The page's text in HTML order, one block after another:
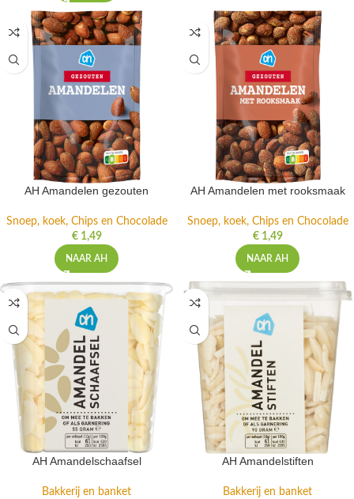
AH Amandelen gezouten
Snoep, koek, Chips en Chocolade
€1,49
NAAR AH
AH Amandelen met rooksmaak
Snoep, koek, Chips en Chocolade
€1,49
NAAR AH
AH Amandelschaafsel
Bakkerij en banket
AH Amandelstiften
Bakkerij en banket